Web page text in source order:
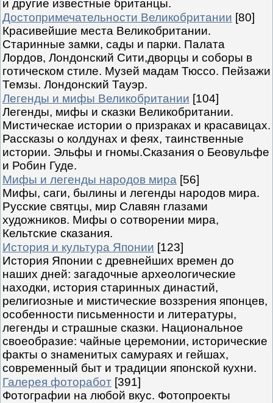
и другие известные британцы.
Достопримечательности Великобритании [80]
Красивейшие места Великобритании.
Старинные замки, сады и парки. Палата
Лордов, Лондонский Сити,дворцы и соборы в
готическом стиле. Музей мадам Тюссо. Пейзажи
Темзы. Лондонский Тауэр.
Легенды и мифы Великобритании [104]
Легенды, мифы и сказки Великобритании.
Мистическае истории о призраках и красавицах.
Рассказы о колдунах и феях, таинственные
истории. Эльфы и гномы.Сказания о Беовульфе
и Робин Гуде.
Мифы и легенды народов мира [56]
Мифы, саги, былины и легенды народов мира.
Русские святцы, мир Славян глазами
художников. Мифы о сотворении мира,
Кельтские сказания.
История и культура Японии [123]
История Японии с древнейших времен до
наших дней: загадочные археологические
находки, история старинных династий,
религиозные и мистические воззрения японцев,
особенности письменности и литературы,
легенды и страшные сказки. Национальное
своеобразие: чайные церемонии, исторические
факты о знаменитых самураях и гейшах,
современный быт и традиции японской кухни.
Галерея фоторабот [391]
Фотографии на любой вкус. Фотопроекты